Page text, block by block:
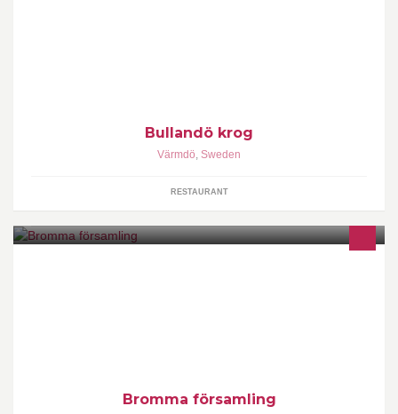
Bullandö krog
Värmdö, Sweden
RESTAURANT
Bromma församling